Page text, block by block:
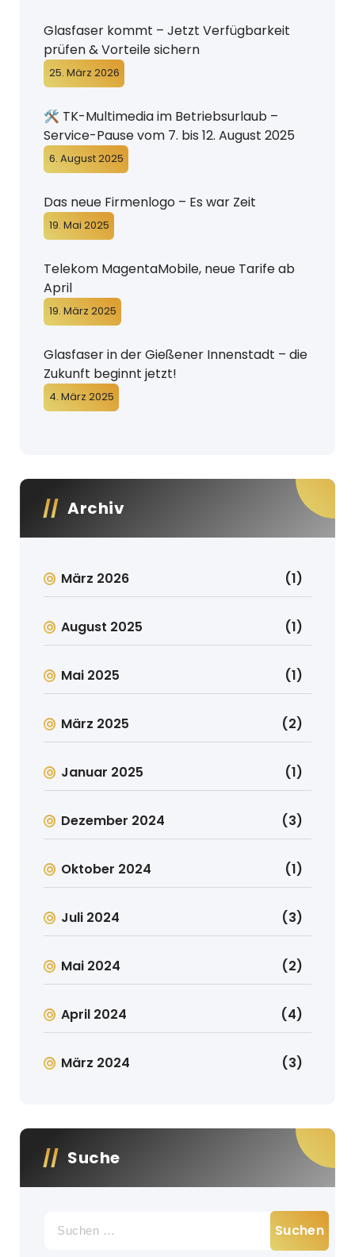
Glasfaser kommt – Jetzt Verfügbarkeit
prüfen & Vorteile sichern
25. März 2026
🛠️ TK-Multimedia im Betriebsurlaub –
Service-Pause vom 7. bis 12. August 2025
6. August 2025
Das neue Firmenlogo – Es war Zeit
19. Mai 2025
Telekom MagentaMobile, neue Tarife ab
April
19. März 2025
Glasfaser in der Gießener Innenstadt – die
Zukunft beginnt jetzt!
4. März 2025
Archiv
März 2026 (1)
August 2025 (1)
Mai 2025 (1)
März 2025 (2)
Januar 2025 (1)
Dezember 2024 (3)
Oktober 2024 (1)
Juli 2024 (3)
Mai 2024 (2)
April 2024 (4)
März 2024 (3)
Suche
nach: